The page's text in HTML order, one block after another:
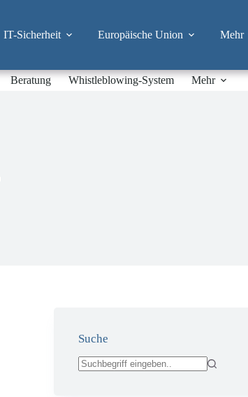
IT-Sicherheit Europäische Union Mehr
Beratung Whistleblowing-System Mehr
Suche